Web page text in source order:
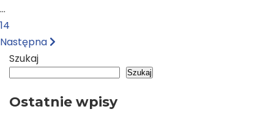
…
14
Następna
Szukaj
Szukaj
Ostatnie wpisy